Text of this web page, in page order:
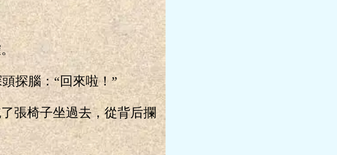
探腦：“回來啦！”
椅子坐過去，從背后攔